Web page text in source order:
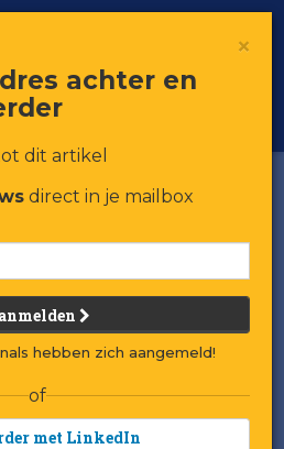
brands
Toggle
×
achter en
dit artikel
direct in je mailbox
hebben zich aangemeld!
of
met LinkedIn